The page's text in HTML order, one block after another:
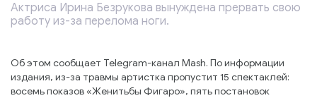
Актриса Ирина Безрукова вынуждена прервать свою
работу из-за перелома ноги.
Об этом сообщает Telegram-канал Mash. По информации
издания, из-за травмы артистка пропустит 15 спектаклей:
восемь показов «Женитьбы Фигаро», пять постановок